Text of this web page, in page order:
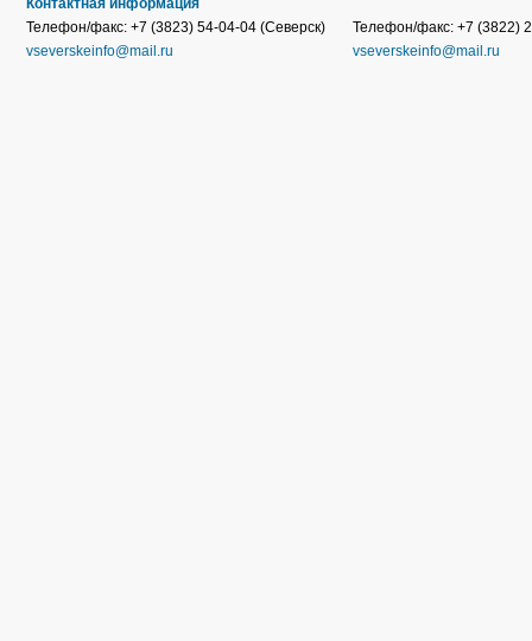
Контактная информация
Телефон/факс: +7 (3823) 54-04-04 (Северск)
vseverskeinfo@mail.ru
Телефон/факс: +7 (3822)
vseverskeinfo@mail.ru